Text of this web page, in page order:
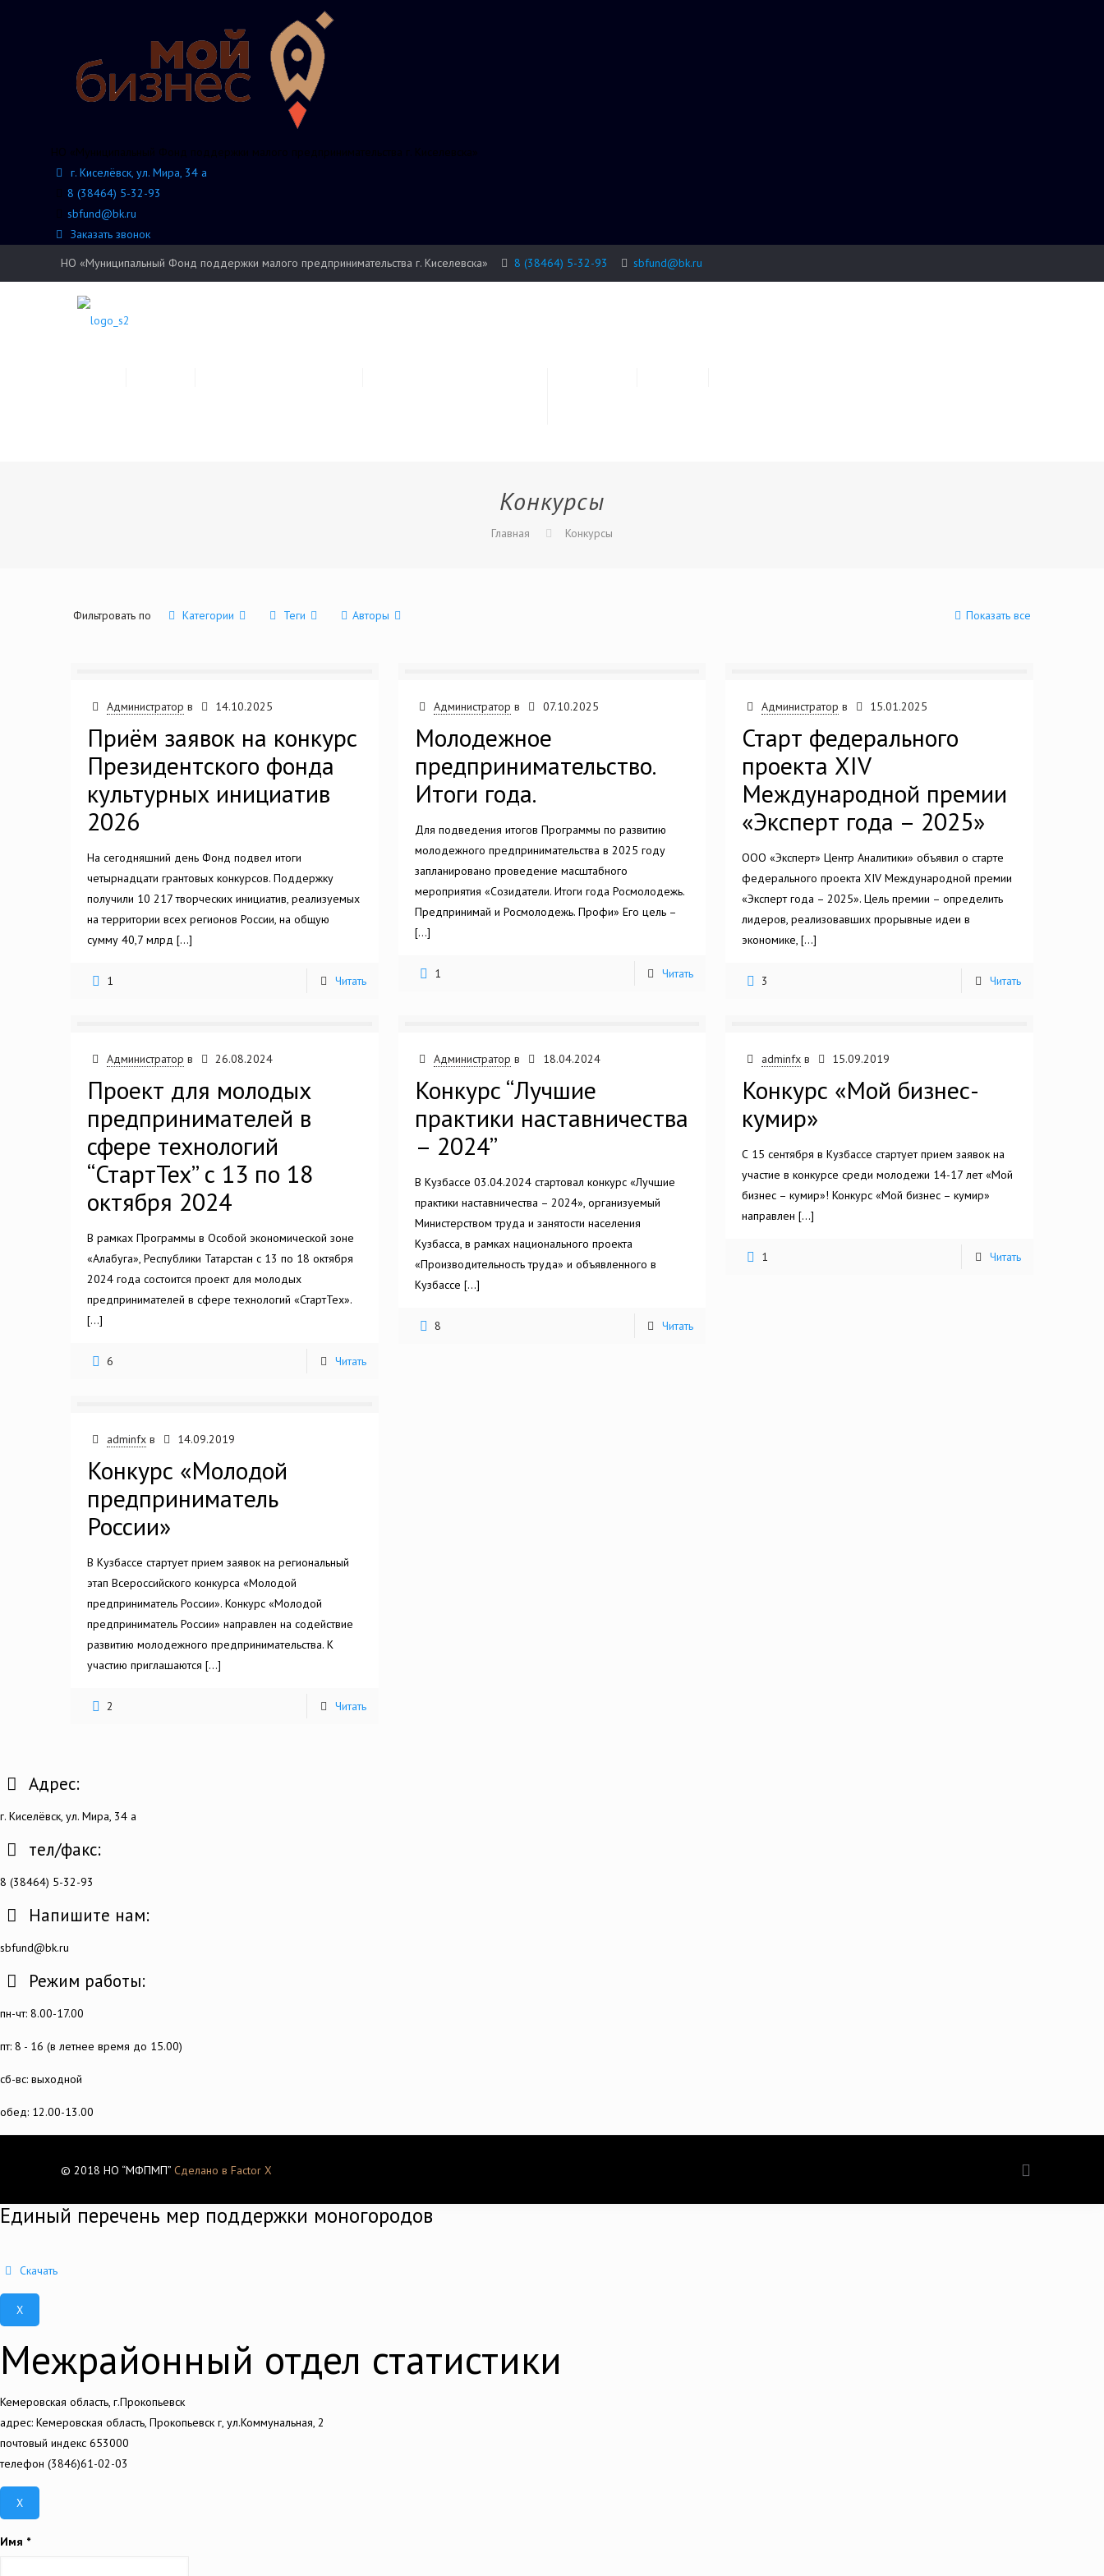
НО «Муниципальный Фонд поддержки малого предпринимательства г. Киселевска»
г. Киселёвск, ул. Мира, 34 а
8 (38464) 5-32-93
sbfund@bk.ru
Заказать звонок
НО «Муниципальный Фонд поддержки малого предпринимательства г. Киселевска»
8 (38464) 5-32-93 sbfund@bk.ru
Конкурсы
Главная Конкурсы
Фильтровать по Категории Теги Авторы Показать все
Администратор в 14.10.2025
Приём заявок на конкурс
Президентского фонда
культурных инициатив
2026
На сегодняшний день Фонд подвел итоги
четырнадцати грантовых конкурсов. Поддержку
получили 10 217 творческих инициатив, реализуемых
на территории всех регионов России, на общую
сумму 40,7 млрд […]
1 Читать
Администратор в 07.10.2025
Молодежное
предпринимательство.
Итоги года.
Для подведения итогов Программы по развитию
молодежного предпринимательства в 2025 году
запланировано проведение масштабного
мероприятия «Созидатели. Итоги года Росмолодежь.
Предпринимай и Росмолодежь. Профи» Его цель –
[…]
1 Читать
Администратор в 15.01.2025
Старт федерального
проекта XIV
Международной премии
«Эксперт года – 2025»
ООО «Эксперт» Центр Аналитики» объявил о старте
федерального проекта XIV Международной премии
«Эксперт года – 2025». Цель премии – определить
лидеров, реализовавших прорывные идеи в
экономике, […]
3 Читать
Администратор в 26.08.2024
Проект для молодых
предпринимателей в
сфере технологий
“СтартТех” с 13 по 18
октября 2024
В рамках Программы в Особой экономической зоне
«Алабуга», Республики Татарстан с 13 по 18 октября
2024 года состоится проект для молодых
предпринимателей в сфере технологий «СтартТех».
[…]
6 Читать
Администратор в 18.04.2024
Конкурс “Лучшие
практики наставничества
– 2024”
В Кузбассе 03.04.2024 стартовал конкурс «Лучшие
практики наставничества – 2024», организуемый
Министерством труда и занятости населения
Кузбасса, в рамках национального проекта
«Производительность труда» и объявленного в
Кузбассе […]
8 Читать
adminfx в 15.09.2019
Конкурс «Мой бизнес-
кумир»
С 15 сентября в Кузбассе стартует прием заявок на
участие в конкурсе среди молодежи 14-17 лет «Мой
бизнес – кумир»! Конкурс «Мой бизнес – кумир»
направлен […]
1 Читать
adminfx в 14.09.2019
Конкурс «Молодой
предприниматель
России»
В Кузбассе стартует прием заявок на региональный
этап Всероссийского конкурса «Молодой
предприниматель России». Конкурс «Молодой
предприниматель России» направлен на содействие
развитию молодежного предпринимательства. К
участию приглашаются […]
2 Читать
Адрес:
г. Киселёвск, ул. Мира, 34 а
тел/факс:
8 (38464) 5-32-93
Напишите нам:
sbfund@bk.ru
Режим работы:
пн-чт: 8.00-17.00
пт: 8 - 16 (в летнее время до 15.00)
сб-вс: выходной
обед: 12.00-13.00
© 2018 НО “МФПМП”Сделано в Factor X
Единый перечень мер поддержки моногородов
Скачать
X
Межрайонный отдел статистики
Кемеровская область, г.Прокопьевск
адрес: Кемеровская область, Прокопьевск г, ул.Коммунальная, 2
почтовый индекс 653000
телефон (3846)61-02-03
X
Имя *